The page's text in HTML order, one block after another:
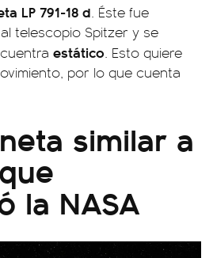
LP 791-18 d. Éste fue
telescopio Spitzer y se
estático. Esto quiere
por lo que cuenta
similar a
la NASA